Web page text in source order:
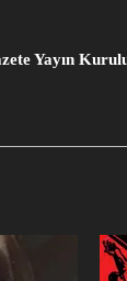
Yayın